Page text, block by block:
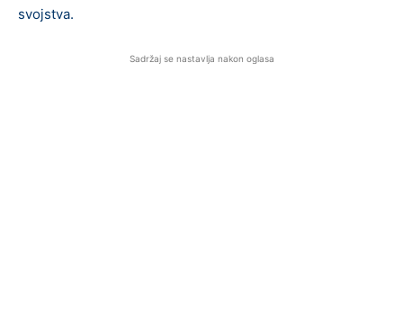
svojstva.
Sadržaj se nastavlja nakon oglasa